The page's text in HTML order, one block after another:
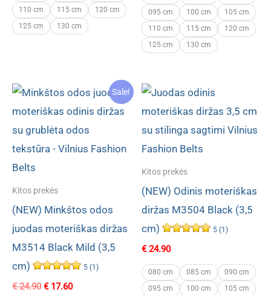
110 cm
115 cm
120 cm
125 cm
130 cm
€ 29.90.€ 19.80.
095 cm
100 cm
105 cm
110 cm
115 cm
120 cm
125 cm
130 cm
Sale!
Kitos prekės
(NEW) Minkštos odos
juodas moteriškas diržas
M3514 Black Mild (3,5
cm)
5 (1)
€24.90 Original
€17.60Current
Kitos prekės
(NEW) Odinis moteriškas
diržas M3504 Black (3,5
cm)
5 (1)
€24.90
080 cm 085 cm
090 cm
095 cm
100 cm
105 cm